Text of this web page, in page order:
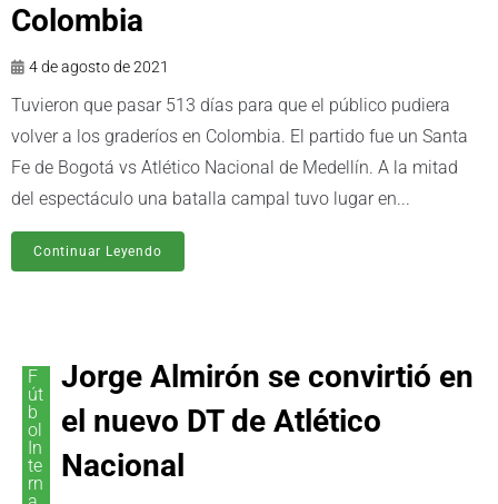
Colombia
4 de agosto de 2021
Tuvieron que pasar 513 días para que el público pudiera
volver a los graderíos en Colombia. El partido fue un Santa
Fe de Bogotá vs Atlético Nacional de Medellín. A la mitad
del espectáculo una batalla campal tuvo lugar en...
Continuar Leyendo
F
út
b
ol
In
te
rn
Jorge Almirón se convirtió en
el nuevo DT de Atlético
Nacional